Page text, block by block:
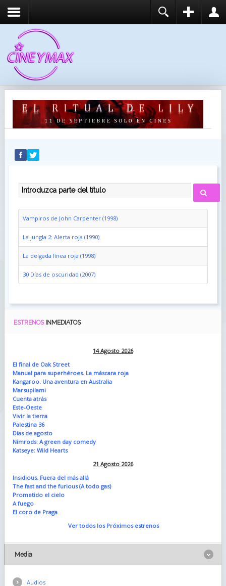
RECUÉRDEME
IDENTIFICARSE
INTRODUZCA PARTE DEL TÍTULO
Vampiros de John Carpenter (1998)
La jungla 2: Alerta roja (1990)
La delgada línea roja (1998)
30 Días de oscuridad (2007)
ESTRENOS INMEDIATOS
14 Agosto 2026
El final de Oak Street
Manual para superhéroes. La máscara roja
Kangaroo. Una aventura en Australia
Marsupilami
Cuenta atrás
Este-Oeste
Vivir la tierra
Palestina 36
Días de agosto
Nimrods: A green day comedy
Katseye: Wild Hearts
21 Agosto 2026
Insidious. Fuera del más allá
The fast and the furious (A todo gas)
Prometido el cielo
A fuego
El coro de Praga
Ver todos los Próximos estrenos
Media
Audios